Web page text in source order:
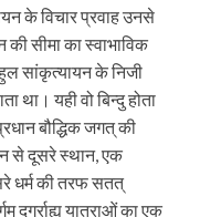
के विचार प्रवाह उनसे
सीमा का स्वाभाविक
सांकृत्यायन के निजी
था। यही वो बिन्दु होता
बौद्धिक जगत् की
से दूसरे स्थान, एक
धर्म की तरफ सतत्
दुर्ग्राह्य यात्राओं का एक